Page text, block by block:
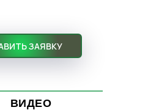
ЗАЯВКУ
ВИДЕО